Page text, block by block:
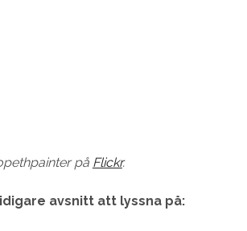
på Flickr.
avsnitt att lyssna på: